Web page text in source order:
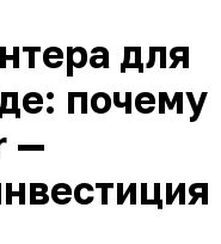
для
почему
—